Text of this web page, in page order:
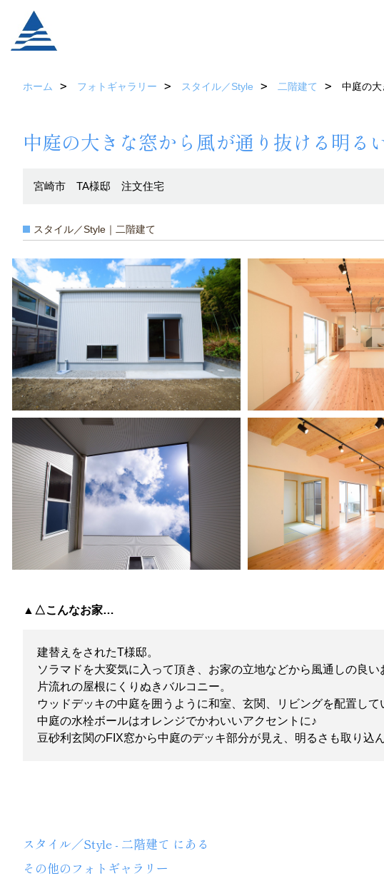
ホーム フォトギャラリー スタイル／Style 二階建て 中庭の
中庭の大きな窓から風が通り抜ける明る
宮崎市 TA様邸 注文住宅
スタイル／Style｜二階建て
▲△こんなお家…
建替えをされたT様邸。
ソラマドを大変気に入って頂き、お家の立地などから風通しの良い
片流れの屋根にくりぬきバルコニー。
ウッドデッキの中庭を囲うように和室、玄関、リビングを配置して
中庭の水栓ボールはオレンジでかわいいアクセントに♪
豆砂利玄関のFIX窓から中庭のデッキ部分が見え、明るさも取り込
スタイル／Style - 二階建て にある
その他のフォトギャラリー